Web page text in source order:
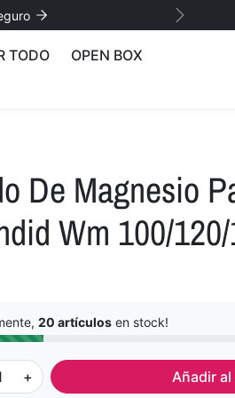
Siguiente
TODO
OPEN BOX
De Magnesio
Wm 100/
20 artículos en stock!
+ Añadir